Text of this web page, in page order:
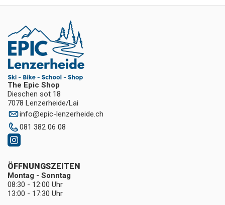
The Epic Shop
Dieschen sot 18
7078 Lenzerheide/Lai
info@epic-lenzerheide.ch
081 382 06 08
ÖFFNUNGSZEITEN
Montag - Sonntag
08:30 - 12:00 Uhr
13:00 - 17:30 Uhr